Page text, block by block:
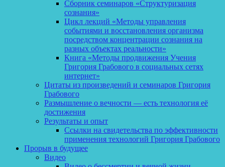
Сборник семинаров «Структуризация
сознания»
Цикл лекций «Методы управления
событиями и восстановления организма
посредством концентрации сознания на
разных объектах реальности»
Книга «Методы продвижения Учения
Григория Грабового в социальных сетях
интернет»
Цитаты из произведений и семинаров Григория
Грабового
Размышление о вечности — есть технология её
достижения
Результаты и опыт
Ссылки на свидетельства по эффективности
применения технологий Григория Грабового
Прорыв в будущее
Видео